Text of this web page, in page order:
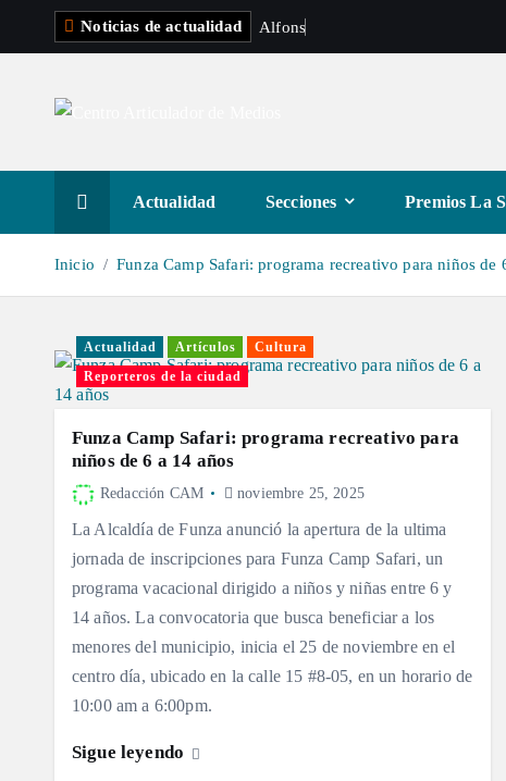
Noticias de actualidad Alfons
Actualidad Secciones Premios La
Inicio Funza Camp Safari: programa recreativo para niños de
Actualidad Artículos
Cultura
Reporteros de la ciudad
Funza Camp Safari: programa recreativo para
niños de 6 a 14 años
Redacción CAM noviembre 25, 2025
La Alcaldía de Funza anunció la apertura de la ultima
jornada de inscripciones para Funza Camp Safari, un
programa vacacional dirigido a niños y niñas entre 6 y
14 años. La convocatoria que busca beneficiar a los
menores del municipio, inicia el 25 de noviembre en el
centro día, ubicado en la calle 15 #8-05, en un horario de
10:00 am a 6:00pm.
Sigue leyendo